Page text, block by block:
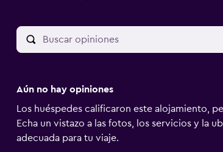
Aún no hay opiniones
Los huéspedes calificaron este alojamiento,
Echa un vistazo a las fotos, los servicios y la
adecuada para tu viaje.